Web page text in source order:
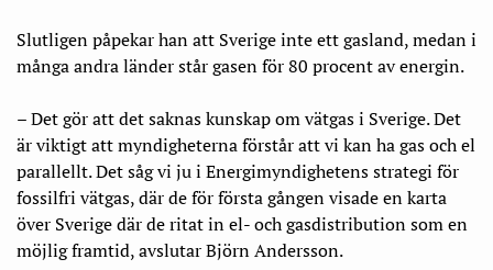
Slutligen påpekar han att Sverige inte ett gasland, medan i
många andra länder står gasen för 80 procent av energin.
– Det gör att det saknas kunskap om vätgas i Sverige. Det
är viktigt att myndigheterna förstår att vi kan ha gas och el
parallellt. Det såg vi ju i Energimyndighetens strategi för
fossilfri vätgas, där de för första gången visade en karta
över Sverige där de ritat in el- och gasdistribution som en
möjlig framtid, avslutar Björn Andersson.